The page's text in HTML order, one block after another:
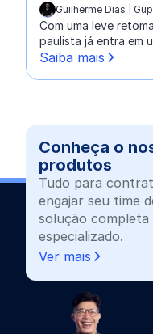
escrito por:
Guilherme Dias |
Com uma leve
paulista já entra em
Saiba mais
Conheça o
produtos
Tudo para
engajar seu time
solução
especializado.
Ver mais